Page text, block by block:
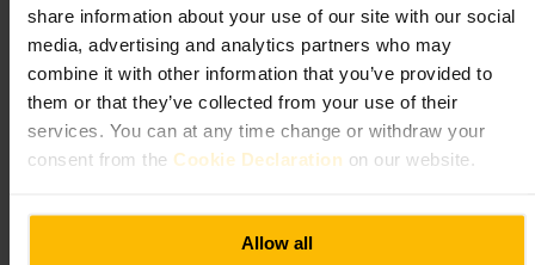
share information about your use of our site with our social
media, advertising and analytics partners who may
combine it with other information that you’ve provided to
them or that they’ve collected from your use of their
services. You can at any time change or withdraw your
consent from the Cookie Declaration on our website.
Allow all
Cocktail preparati da barman preparati e disponibili a suggerire
varianti. Ambientazione moderna con posti al bancone e tavoli sia al
chiuso che all’aperto. Alcune proposte sono decisamente dolci, mentre
i classici sono ben eseguiti.
Pianifica la tua visita
Arriva in anticipo se cerchi un posto al bancone o vieni in gruppo, così
trovi facilmente posto. Chiedi consiglio al barman per cocktail fuori
dal menu o versioni meno dolci. Considera di mangiare altrove prima o